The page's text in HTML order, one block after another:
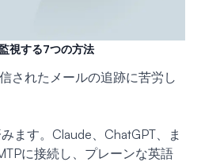
視する7つの方法
されたメールの追跡に苦労し
ます。Claude、ChatGPT、ま
に接続し、プレーンな英語